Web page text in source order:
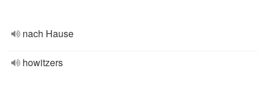
nach Hause
howitzers